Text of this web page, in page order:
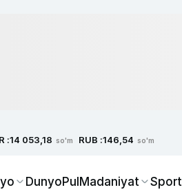
:14 053,18 so'm RUB :146,54 so'm
DunyoPulMadaniyat Sport